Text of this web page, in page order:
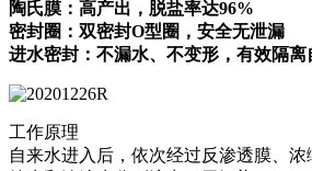
陶氏膜：高产出，脱盐率达96%
密封圈：双密封O型圈，安全无泄漏
进水密封：不漏水、不变形，有效隔
工作原理
自来水进入后，依次经过反渗透膜、浓